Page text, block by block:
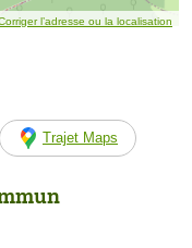
l’adresse ou la localisation
Trajet Maps